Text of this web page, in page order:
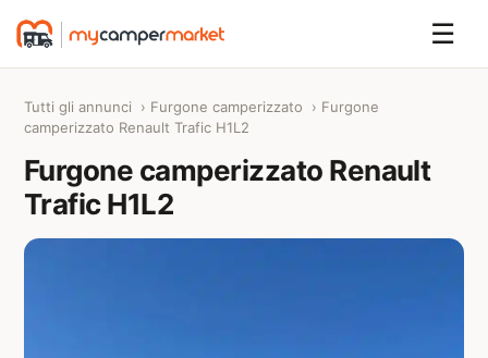
☰
Tutti gli annunci › Furgone camperizzato › Furgone
camperizzato Renault Trafic H1L2
Furgone camperizzato Renault
Trafic H1L2